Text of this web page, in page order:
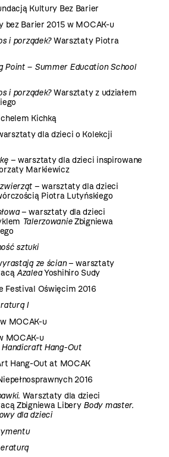
Kultury Bez Barier
bez Barier 2015 w MOCAK-u
i porządek?Warsztaty Piotra
Point – Summer Education School
i porządek?Warsztaty z udziałem
Kichką
dla dzieci o Kolekcji
– warsztaty dla dzieci inspirowane
Markiewicz
– warsztaty dla dzieci
Piotra Lutyńskiego
– warsztaty dla dzieci
TalerzowanieZbigniewa
sztuki
ze ścian– warsztaty
AzaleaYoshihiro Sudy
Festival Oświęcim 2016
I
MOCAK-u
MOCAK-u
Hang-Out
Hang-Out at MOCAK
2016
. Warsztaty dla dzieci
Zbigniewa Libery Body master.
dla dzieci